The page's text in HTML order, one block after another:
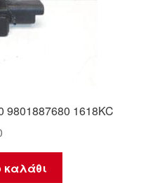
1618KC
καλάθι